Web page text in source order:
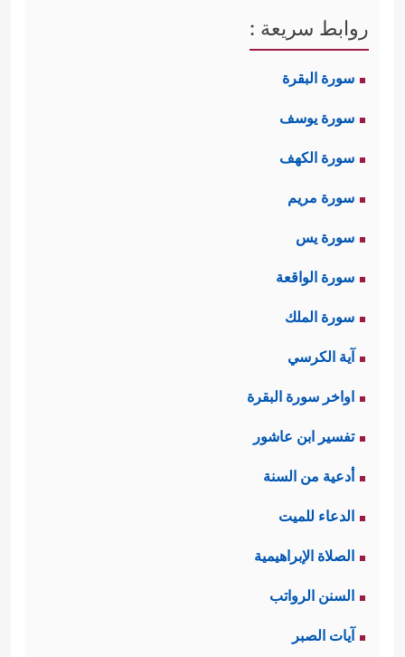
روابط سريعة :
سورة البقرة
سورة يوسف
سورة الكهف
سورة مريم
سورة يس
سورة الواقعة
سورة الملك
آية الكرسي
اواخر سورة البقرة
تفسير ابن عاشور
أدعية من السنة
الدعاء للميت
الصلاة الإبراهيمية
السنن الرواتب
آيات الصبر